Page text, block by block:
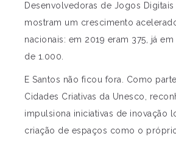
Desenvolvedoras de Jogos Digitais
mostram um crescimento
nacionais: em 2019 eram 375, já
de 1.000.
E Santos não ficou fora. Como
Cidades Criativas da Unesco,
impulsiona iniciativas de inovação
criação de espaços como o